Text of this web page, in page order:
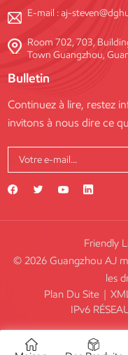
E-mail :aj-
Room 702, 703,
Town Guangzhou,
Bulletin
Continuez à lire, restez
invitons à nous dire ce
Friendly
© 2026 Guangzhou AJ
les
Plan Du Site |
IPv6